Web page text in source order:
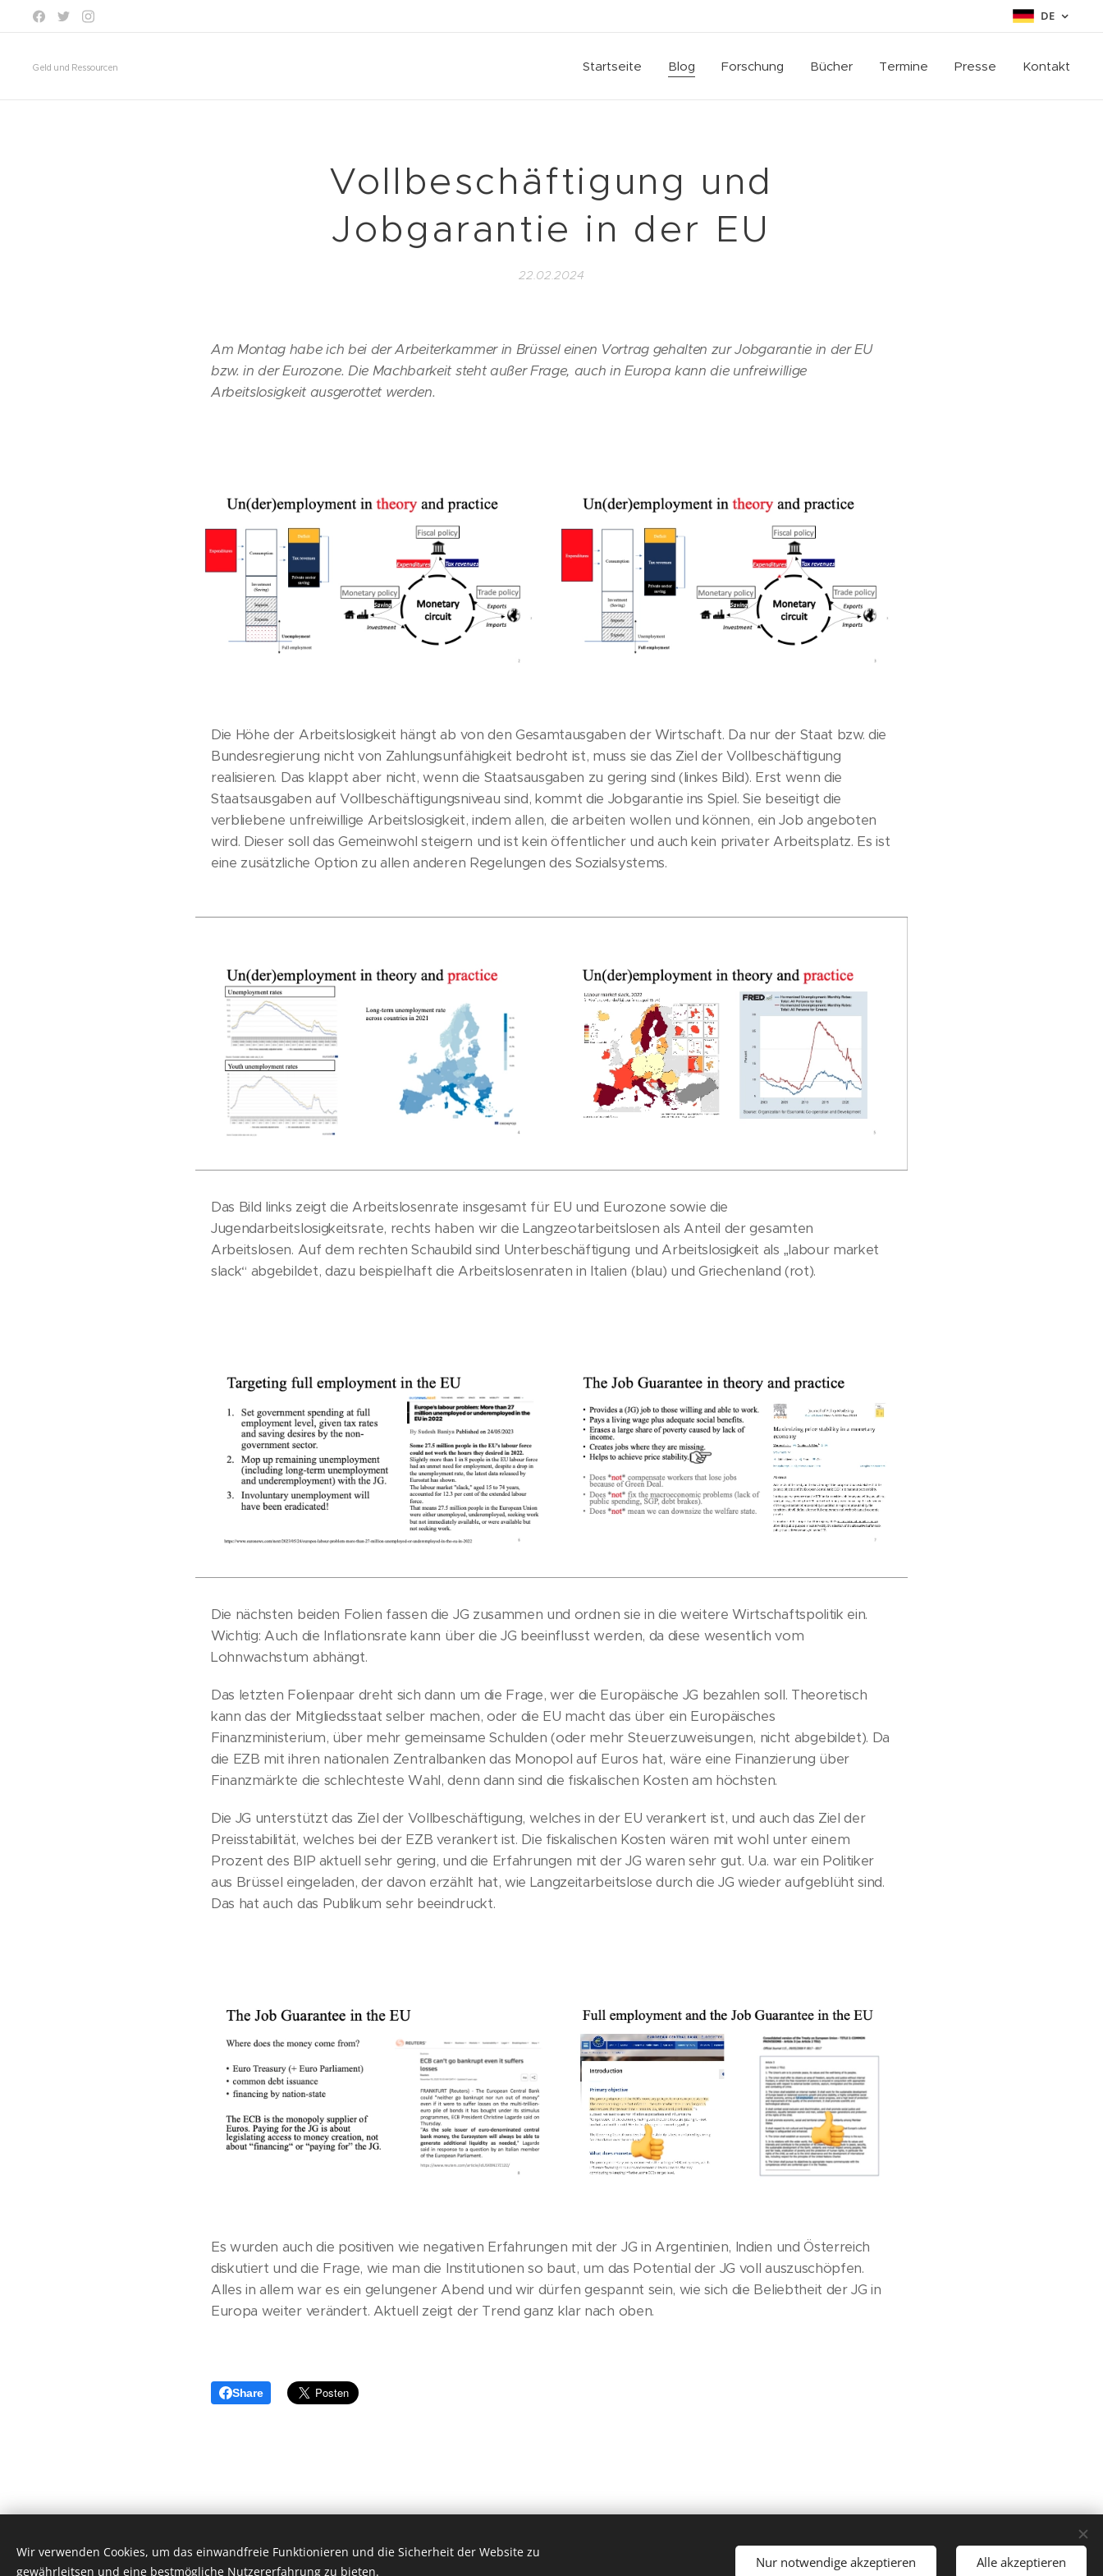
DE
Geld und Ressourcen Startseite Blog Forschung Bücher Termine Presse Kontakt
Vollbeschäftigung und
Jobgarantie in der EU
22.02.2024
Am Montag habe ich bei der Arbeiterkammer in Brüssel einen Vortrag gehalten zur Jobgarantie in der EU
bzw. in der Eurozone. Die Machbarkeit steht außer Frage, auch in Europa kann die unfreiwillige
Arbeitslosigkeit ausgerottet werden.
Die Höhe der Arbeitslosigkeit hängt ab von den Gesamtausgaben der Wirtschaft. Da nur der Staat bzw. die
Bundesregierung nicht von Zahlungsunfähigkeit bedroht ist, muss sie das Ziel der Vollbeschäftigung
realisieren. Das klappt aber nicht, wenn die Staatsausgaben zu gering sind (linkes Bild). Erst wenn die
Staatsausgaben auf Vollbeschäftigungsniveau sind, kommt die Jobgarantie ins Spiel. Sie beseitigt die
verbliebene unfreiwillige Arbeitslosigkeit, indem allen, die arbeiten wollen und können, ein Job angeboten
wird. Dieser soll das Gemeinwohl steigern und ist kein öffentlicher und auch kein privater Arbeitsplatz. Es ist
eine zusätzliche Option zu allen anderen Regelungen des Sozialsystems.
Das Bild links zeigt die Arbeitslosenrate insgesamt für EU und Eurozone sowie die
Jugendarbeitslosigkeitsrate, rechts haben wir die Langzeotarbeitslosen als Anteil der gesamten
Arbeitslosen. Auf dem rechten Schaubild sind Unterbeschäftigung und Arbeitslosigkeit als „labour market
slack“ abgebildet, dazu beispielhaft die Arbeitslosenraten in Italien (blau) und Griechenland (rot).
Die nächsten beiden Folien fassen die JG zusammen und ordnen sie in die weitere Wirtschaftspolitik ein.
Wichtig: Auch die Inflationsrate kann über die JG beeinflusst werden, da diese wesentlich vom
Lohnwachstum abhängt.
Das letzten Folienpaar dreht sich dann um die Frage, wer die Europäische JG bezahlen soll. Theoretisch
kann das der Mitgliedsstaat selber machen, oder die EU macht das über ein Europäisches
Finanzministerium, über mehr gemeinsame Schulden (oder mehr Steuerzuweisungen, nicht abgebildet). Da
die EZB mit ihren nationalen Zentralbanken das Monopol auf Euros hat, wäre eine Finanzierung über
Finanzmärkte die schlechteste Wahl, denn dann sind die fiskalischen Kosten am höchsten.
Die JG unterstützt das Ziel der Vollbeschäftigung, welches in der EU verankert ist, und auch das Ziel der
Preisstabilität, welches bei der EZB verankert ist. Die fiskalischen Kosten wären mit wohl unter einem
Prozent des BIP aktuell sehr gering, und die Erfahrungen mit der JG waren sehr gut. U.a. war ein Politiker
aus Brüssel eingeladen, der davon erzählt hat, wie Langzeitarbeitslose durch die JG wieder aufgeblüht sind.
Das hat auch das Publikum sehr beeindruckt.
Es wurden auch die positiven wie negativen Erfahrungen mit der JG in Argentinien, Indien und Österreich
diskutiert und die Frage, wie man die Institutionen so baut, um das Potential der JG voll auszuschöpfen.
Alles in allem war es ein gelungener Abend und wir dürfen gespannt sein, wie sich die Beliebtheit der JG in
Europa weiter verändert. Aktuell zeigt der Trend ganz klar nach oben.
Share
© 2024 Dirk Ehnts, Belziger Straße 48, 10823 Berlin
Sprachen
Wir verwenden Cookies, um das einwandfreie Funktionieren und die Sicherheit der Website zu
gewährleitsen und eine bestmögliche Nutzererfahrung zu bieten.
Nur notwendige akzeptieren Alle akzeptieren